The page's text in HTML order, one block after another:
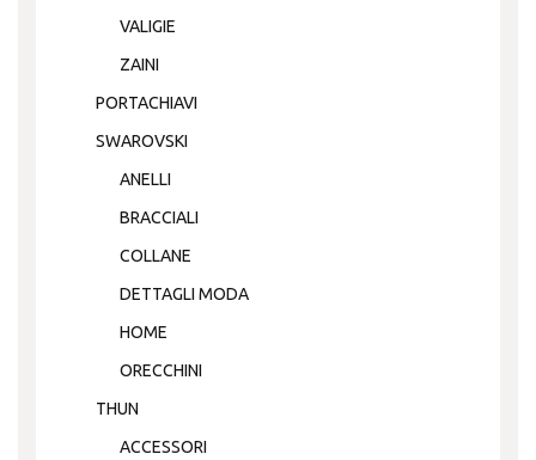
VALIGIE
ZAINI
PORTACHIAVI
SWAROVSKI
ANELLI
BRACCIALI
COLLANE
DETTAGLI MODA
HOME
ORECCHINI
THUN
ACCESSORI